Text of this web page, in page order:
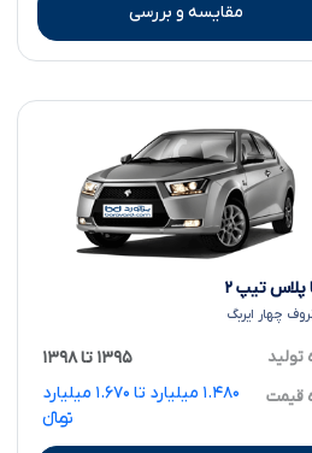
مقایسه و بررسی
پلاس تیپ ۲
چهار ایربگ
تولید ۱۳۹۵ تا ۱۳۹۸
قیمت
۱.۴۸۰ میلیارد تا ۱.۶۷۰ میلیارد
تومانءءء